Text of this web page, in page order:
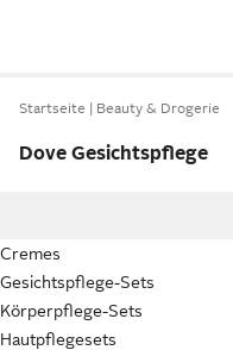
Startseite Beauty & Drogerie
Dove Gesichtspflege
Cremes
Gesichtspflege-Sets
Körperpflege-Sets
Hautpflegesets